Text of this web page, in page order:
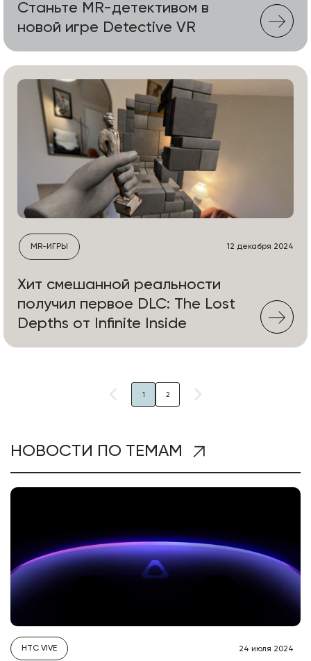
Станьте MR-детективом в
новой игре Detective VR
MR-ИГРЫ 12 декабря 2024
Хит смешанной реальности
получил первое DLC: The Lost
Depths от Infinite Inside
1 2
НОВОСТИ ПО ТЕМАМ
HTC VIVE 24 июля 2024